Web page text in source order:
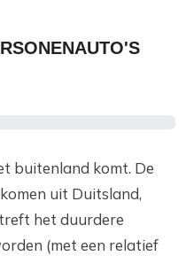
buitenland komt. De
uit Duitsland,
het duurdere
(met een relatief